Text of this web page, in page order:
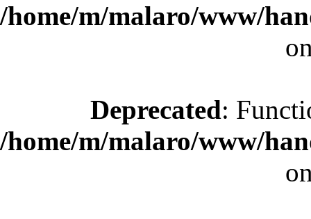
/home/m/malaro/www/
Deprecated:
/home/m/malaro/www/